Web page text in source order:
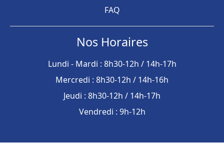
FAQ
Nos Horaires
Lundi - Mardi : 8h30-12h / 14h-17h
Mercredi : 8h30-12h / 14h-16h
Jeudi : 8h30-12h / 14h-17h
Vendredi : 9h-12h